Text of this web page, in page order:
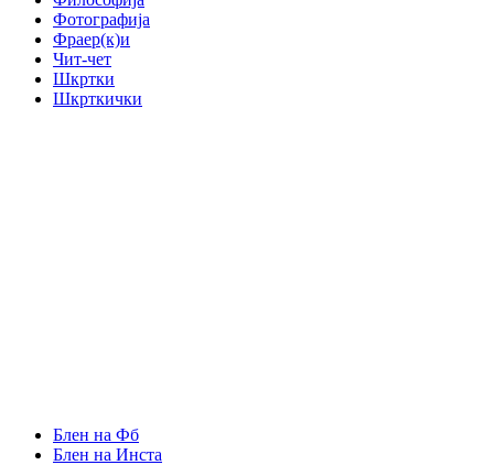
Фотографија
Фраер(к)и
Чит-чет
Шкртки
Шкрткички
Блен на Фб
Блен на Инста